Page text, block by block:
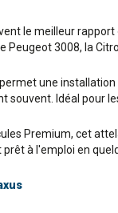
le meilleur
3008, la
une
Idéal pour
Premium, cet
à l'emploi en